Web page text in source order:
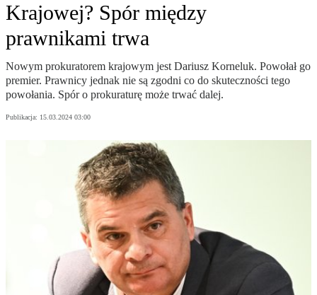
Krajowej? Spór między
prawnikami trwa
Nowym prokuratorem krajowym jest Dariusz Korneluk. Powołał go
premier. Prawnicy jednak nie są zgodni co do skuteczności tego
powołania. Spór o prokuraturę może trwać dalej.
Publikacja: 15.03.2024 03:00